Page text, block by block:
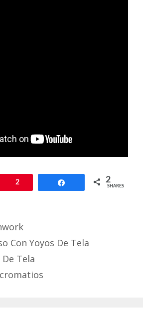
2 2
SHARES
Con Yoyos De Tela
Tela